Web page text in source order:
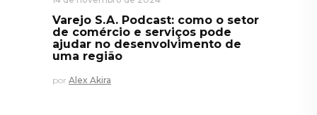
Varejo S.A. Podcast: como o setor
de comércio e serviços pode
ajudar no desenvolvimento de
uma região
por Alex Akira